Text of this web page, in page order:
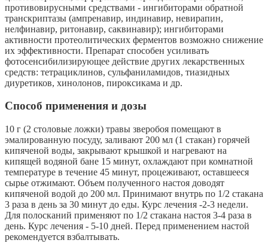
противовирусными средствами - ингибиторами обратной
транскриптазы (ампренавир, индинавир, невирапин,
нелфинавир, ритонавир, саквинавир); ингибиторами
активности протеолитических ферментов возможно снижение
их эффективности. Препарат способен усиливать
фотосенсибилизирующее действие других лекарственных
средств: тетрациклинов, сульфаниламидов, тиазидных
диуретиков, хинолонов, пироксикама и др.
Способ применения и дозы
10 г (2 столовые ложки) травы зверобоя помещают в
эмалированную посуду, заливают 200 мл (1 стакан) горячей
кипяченой воды, закрывают крышкой и нагревают на
кипящей водяной бане 15 минут, охлаждают при комнатной
температуре в течение 45 минут, процеживают, оставшееся
сырье отжимают. Объем полученного настоя доводят
кипяченой водой до 200 мл. Принимают внутрь по 1/2 стакана
3 раза в день за 30 минут до еды. Курс лечения -2-3 недели.
Для полосканий применяют по 1/2 стакана настоя 3-4 раза в
день. Курс лечения - 5-10 дней. Перед применением настой
рекомендуется взбалтывать.